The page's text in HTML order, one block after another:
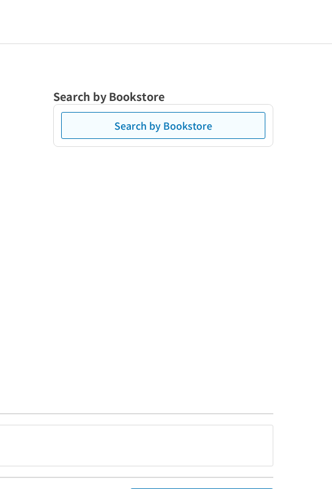
Search by Bookstore
Search by Bookstore